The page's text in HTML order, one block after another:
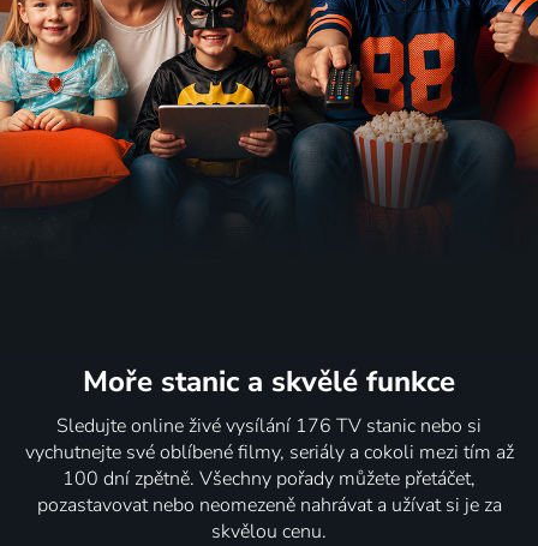
Moře stanic a skvělé funkce
Sledujte online živé vysílání 176 TV stanic nebo si
vychutnejte své oblíbené filmy, seriály a cokoli mezi tím až
100 dní zpětně. Všechny pořady můžete přetáčet,
pozastavovat nebo neomezeně nahrávat a užívat si je za
skvělou cenu.